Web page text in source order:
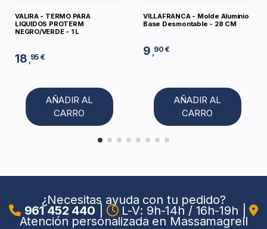
VALIRA - TERMO PARA
LIQUIDOS PROTERM
NEGRO/VERDE - 1 L
18 95 €
AÑADIR AL
CARRO
VILLAFRANCA - Molde Aluminio
Base Desmontable - 28 CM
9 90 €
AÑADIR AL
CARRO
¿Necesitas ayuda con tu pedido?
961 452 440 L-V: 9h-14h / 16h-19h
Atención personalizada en Massamagrell